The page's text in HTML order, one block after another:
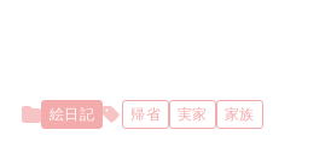
絵日記 帰省 実家 家族